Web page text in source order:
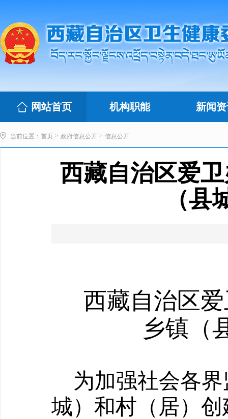
网站首页 机构职能 新闻
当前位置： 首页 > 政府信息公开 > 信息公开
西藏自治区爱
（
西藏自治区
乡镇（
为加强社会各
城）和村（居）